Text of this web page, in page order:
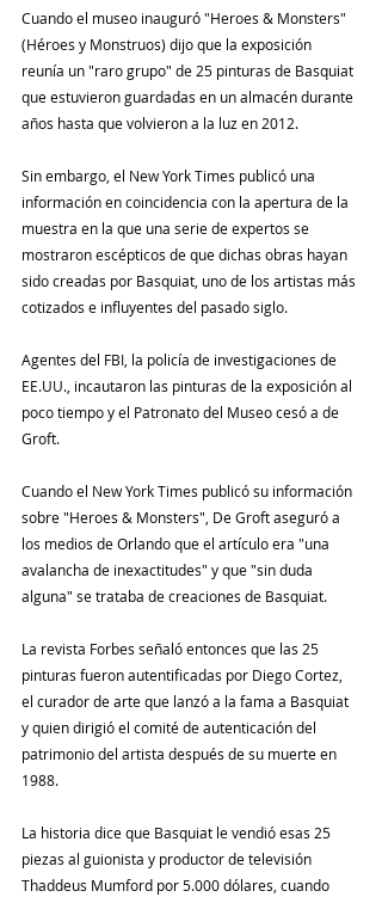
Cuando el museo inauguró "Heroes & Monsters"
(Héroes y Monstruos) dijo que la exposición
reunía un "raro grupo" de 25 pinturas de Basquiat
que estuvieron guardadas en un almacén durante
años hasta que volvieron a la luz en 2012.
Sin embargo, el New York Times publicó una
información en coincidencia con la apertura de la
muestra en la que una serie de expertos se
mostraron escépticos de que dichas obras hayan
sido creadas por Basquiat, uno de los artistas más
cotizados e influyentes del pasado siglo.
Agentes del FBI, la policía de investigaciones de
EE.UU., incautaron las pinturas de la exposición al
poco tiempo y el Patronato del Museo cesó a de
Groft.
Cuando el New York Times publicó su información
sobre "Heroes & Monsters", De Groft aseguró a
los medios de Orlando que el artículo era "una
avalancha de inexactitudes" y que "sin duda
alguna" se trataba de creaciones de Basquiat.
La revista Forbes señaló entonces que las 25
pinturas fueron autentificadas por Diego Cortez,
el curador de arte que lanzó a la fama a Basquiat
y quien dirigió el comité de autenticación del
patrimonio del artista después de su muerte en
1988.
La historia dice que Basquiat le vendió esas 25
piezas al guionista y productor de televisión
Thaddeus Mumford por 5.000 dólares, cuando